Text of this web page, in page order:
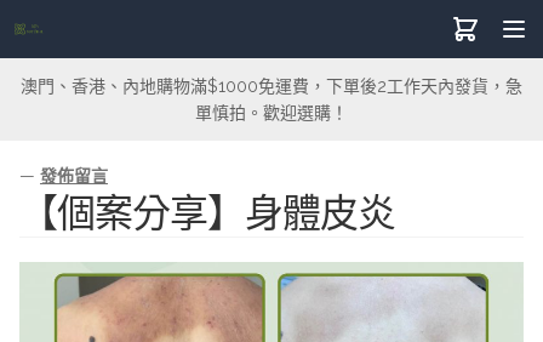
澳門、香港、內地購物滿$1000免運費，下單後2工作天內發貨，急
單慎拍。歡迎選購！
— 發佈留言
【個案分享】身體皮炎